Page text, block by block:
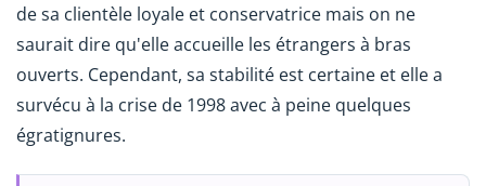
de sa clientèle loyale et conservatrice mais on ne
saurait dire qu'elle accueille les étrangers à bras
ouverts. Cependant, sa stabilité est certaine et elle a
survécu à la crise de 1998 avec à peine quelques
égratignures.